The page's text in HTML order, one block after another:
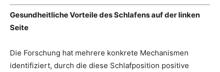
Gesundheitliche Vorteile des Schlafens auf der linken
Seite
Die Forschung hat mehrere konkrete Mechanismen
identifiziert, durch die diese Schlafposition positive